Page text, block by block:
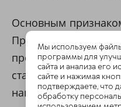
Основным
При артрозе она
процесс может
старте
нагрузки — при
Мы используем
программы для
сайта и анализа его
сайте и нажимая
подтверждаете, что
обработку